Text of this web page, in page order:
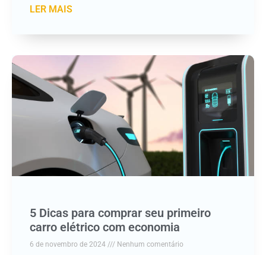
LER MAIS
5 Dicas para comprar seu primeiro
carro elétrico com economia
6 de novembro de 2024 Nenhum comentário